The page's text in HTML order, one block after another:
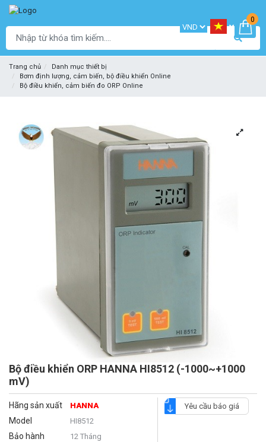
0
Trang chủ
Danh mục thiết bị
Bơm định lượng, cảm biến, bộ điều khiển Online
Bộ điều khiển, cảm biến đo ORP Online
Bộ điều khiển ORP HANNA HI8512 (-1000~+1000
mV)
Hãng sản xuất HANNA
Model HI8512
Bảo hành 12 Tháng
Yêu cầu báo giá